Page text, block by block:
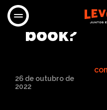
Já baixou
book?
26 de outubro de
2022